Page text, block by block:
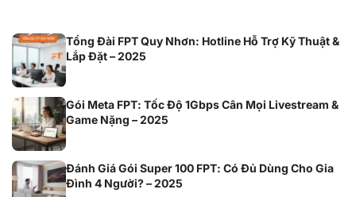
Tổng Đài FPT Quy Nhơn: Hotline Hỗ Trợ Kỹ Thuật &
Lắp Đặt – 2025
Gói Meta FPT: Tốc Độ 1Gbps Cân Mọi Livestream &
Game Nặng – 2025
Đánh Giá Gói Super 100 FPT: Có Đủ Dùng Cho Gia
Đình 4 Người? – 2025